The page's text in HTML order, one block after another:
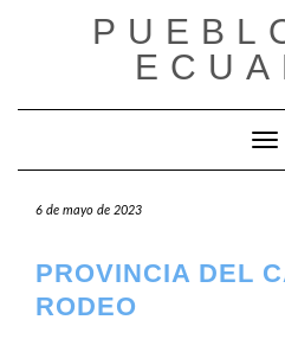
6 de mayo de 2023
PROVINCIA DEL
RODEO